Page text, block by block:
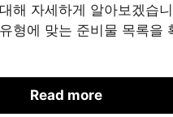
해 자세하게 알아보겠습
형에 맞는 준비물 목록을
Read more